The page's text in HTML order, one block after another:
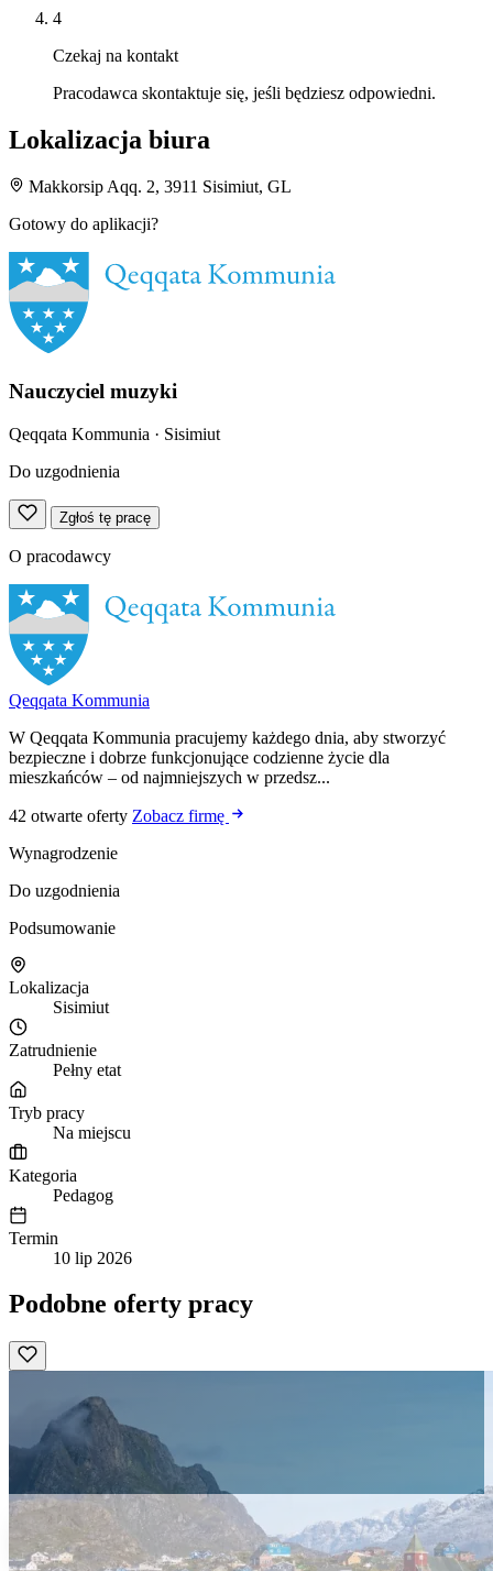
4
Czekaj na kontakt
Pracodawca skontaktuje się, jeśli będziesz odpowiedni.
Lokalizacja biura
Makkorsip Aqq. 2, 3911 Sisimiut, GL
Gotowy do aplikacji?
Nauczyciel muzyki
Qeqqata Kommunia · Sisimiut
Do uzgodnienia
Zgłoś tę pracę
O pracodawcy
Qeqqata Kommunia
W Qeqqata Kommunia pracujemy każdego dnia, aby stworzyć
bezpieczne i dobrze funkcjonujące codzienne życie dla
mieszkańców – od najmniejszych w przedsz...
42 otwarte oferty Zobacz firmę
Wynagrodzenie
Do uzgodnienia
Podsumowanie
Lokalizacja
Sisimiut
Zatrudnienie
Pełny etat
Tryb pracy
Na miejscu
Kategoria
Pedagog
Termin
10 lip 2026
Podobne oferty pracy